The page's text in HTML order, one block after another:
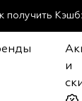
получить
и